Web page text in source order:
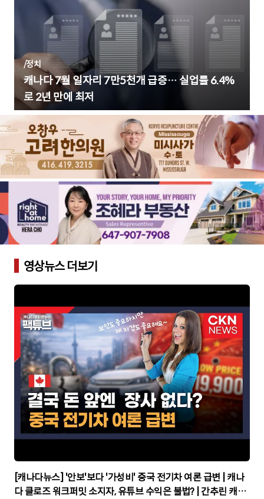
/정치
캐나다 7월 일자리 7만5천개 급증… 실업률 6.4%
로 2년 만에 최저
영상뉴스 더보기
▶
[캐나다뉴스] '안보'보다 '가성비' 중국 전기차 여론 급변 | 캐나
다 클로즈 워크퍼밋 소지자, 유튜브 수익은 불법? | 간추린 캐나